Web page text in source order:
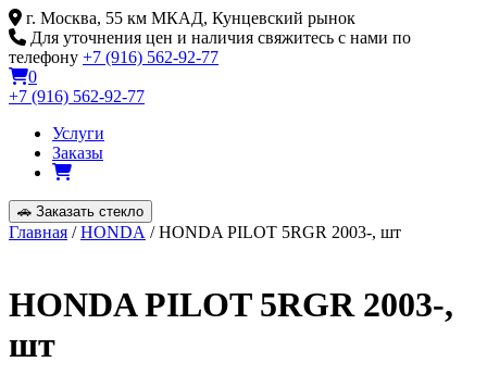
Skip
to
content
г. Москва, 55 км МКАД, Кунцевский рынок
Для уточнения цен и наличия свяжитесь с нами по
телефону +7 (916) 562-92-77
0
+7 (916) 562-92-77
Услуги
Заказы
🚗 Заказать стекло
Главная /HONDA / HONDA PILOT 5RGR 2003-, шт
HONDA PILOT 5RGR 2003-,
шт